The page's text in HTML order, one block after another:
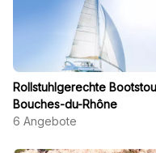
Rollstuhlgerechte
Bouches-du-Rhône
6 Angebote